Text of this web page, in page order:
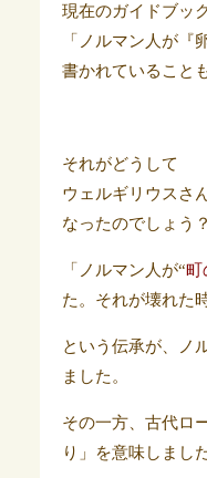
現在のガイドブッ
「ノルマン人が『
書かれていること
それがどうして
ウェルギリウスさ
なったのでしょう？
「ノルマン人が“町
た。それが壊れた
という伝承が、ノ
ました。
その一方、古代ロ
り」を意味しまし